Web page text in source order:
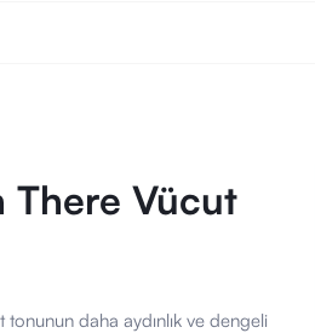
There Vücut
daha aydınlık ve dengeli